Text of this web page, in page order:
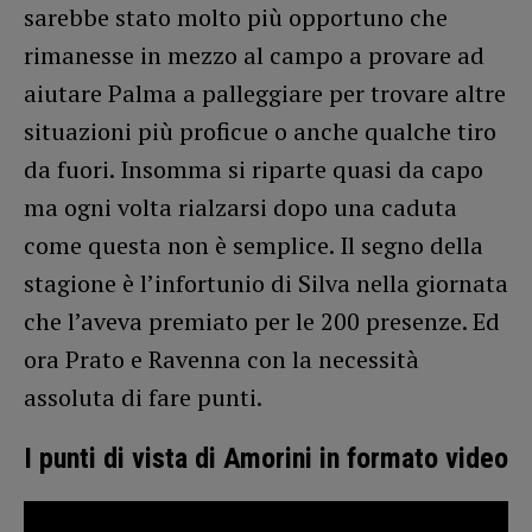
sarebbe stato molto più opportuno che
rimanesse in mezzo al campo a provare ad
aiutare Palma a palleggiare per trovare altre
situazioni più proficue o anche qualche tiro
da fuori. Insomma si riparte quasi da capo
ma ogni volta rialzarsi dopo una caduta
come questa non è semplice. Il segno della
stagione è l’infortunio di Silva nella giornata
che l’aveva premiato per le 200 presenze. Ed
ora Prato e Ravenna con la necessità
assoluta di fare punti.
I punti di vista di Amorini in formato video